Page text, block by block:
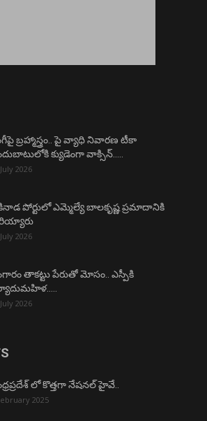
బ్రహ్మాస్త్రం.. పై వ్యాధి నివారణ టీకా
క్యుడెంగా వాక్సిన్…..
2026
పోర్టులో ఎమ్మెల్యే బాలకృష్ణ ప్రమాదానికి
2026
తాకట్టు పేరుతో మోసం.. ఎస్పీకి
2026
లో కొత్తగా నేషనల్ హైవే..
2025